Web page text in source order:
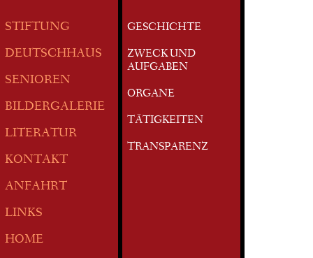
STIFTUNG
DEUTSCHHAUS
SENIOREN
BILDERGALERIE
LITERATUR
KONTAKT
ANFAHRT
LINKS
HOME
GESCHICHTE
ZWECK UND
AUFGABEN
ORGANE
TÄTIGKEITEN
TRANSPARENZ